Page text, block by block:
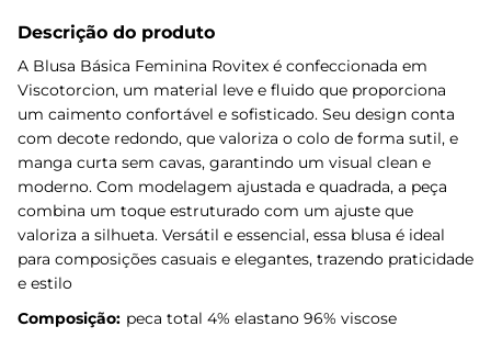
Descrição do produto
A Blusa Básica Feminina Rovitex é confeccionada em
Viscotorcion, um material leve e fluido que proporciona
um caimento confortável e sofisticado. Seu design conta
com decote redondo, que valoriza o colo de forma sutil, e
manga curta sem cavas, garantindo um visual clean e
moderno. Com modelagem ajustada e quadrada, a peça
combina um toque estruturado com um ajuste que
valoriza a silhueta. Versátil e essencial, essa blusa é ideal
para composições casuais e elegantes, trazendo praticidade
e estilo
Composição: peca total 4% elastano 96% viscose